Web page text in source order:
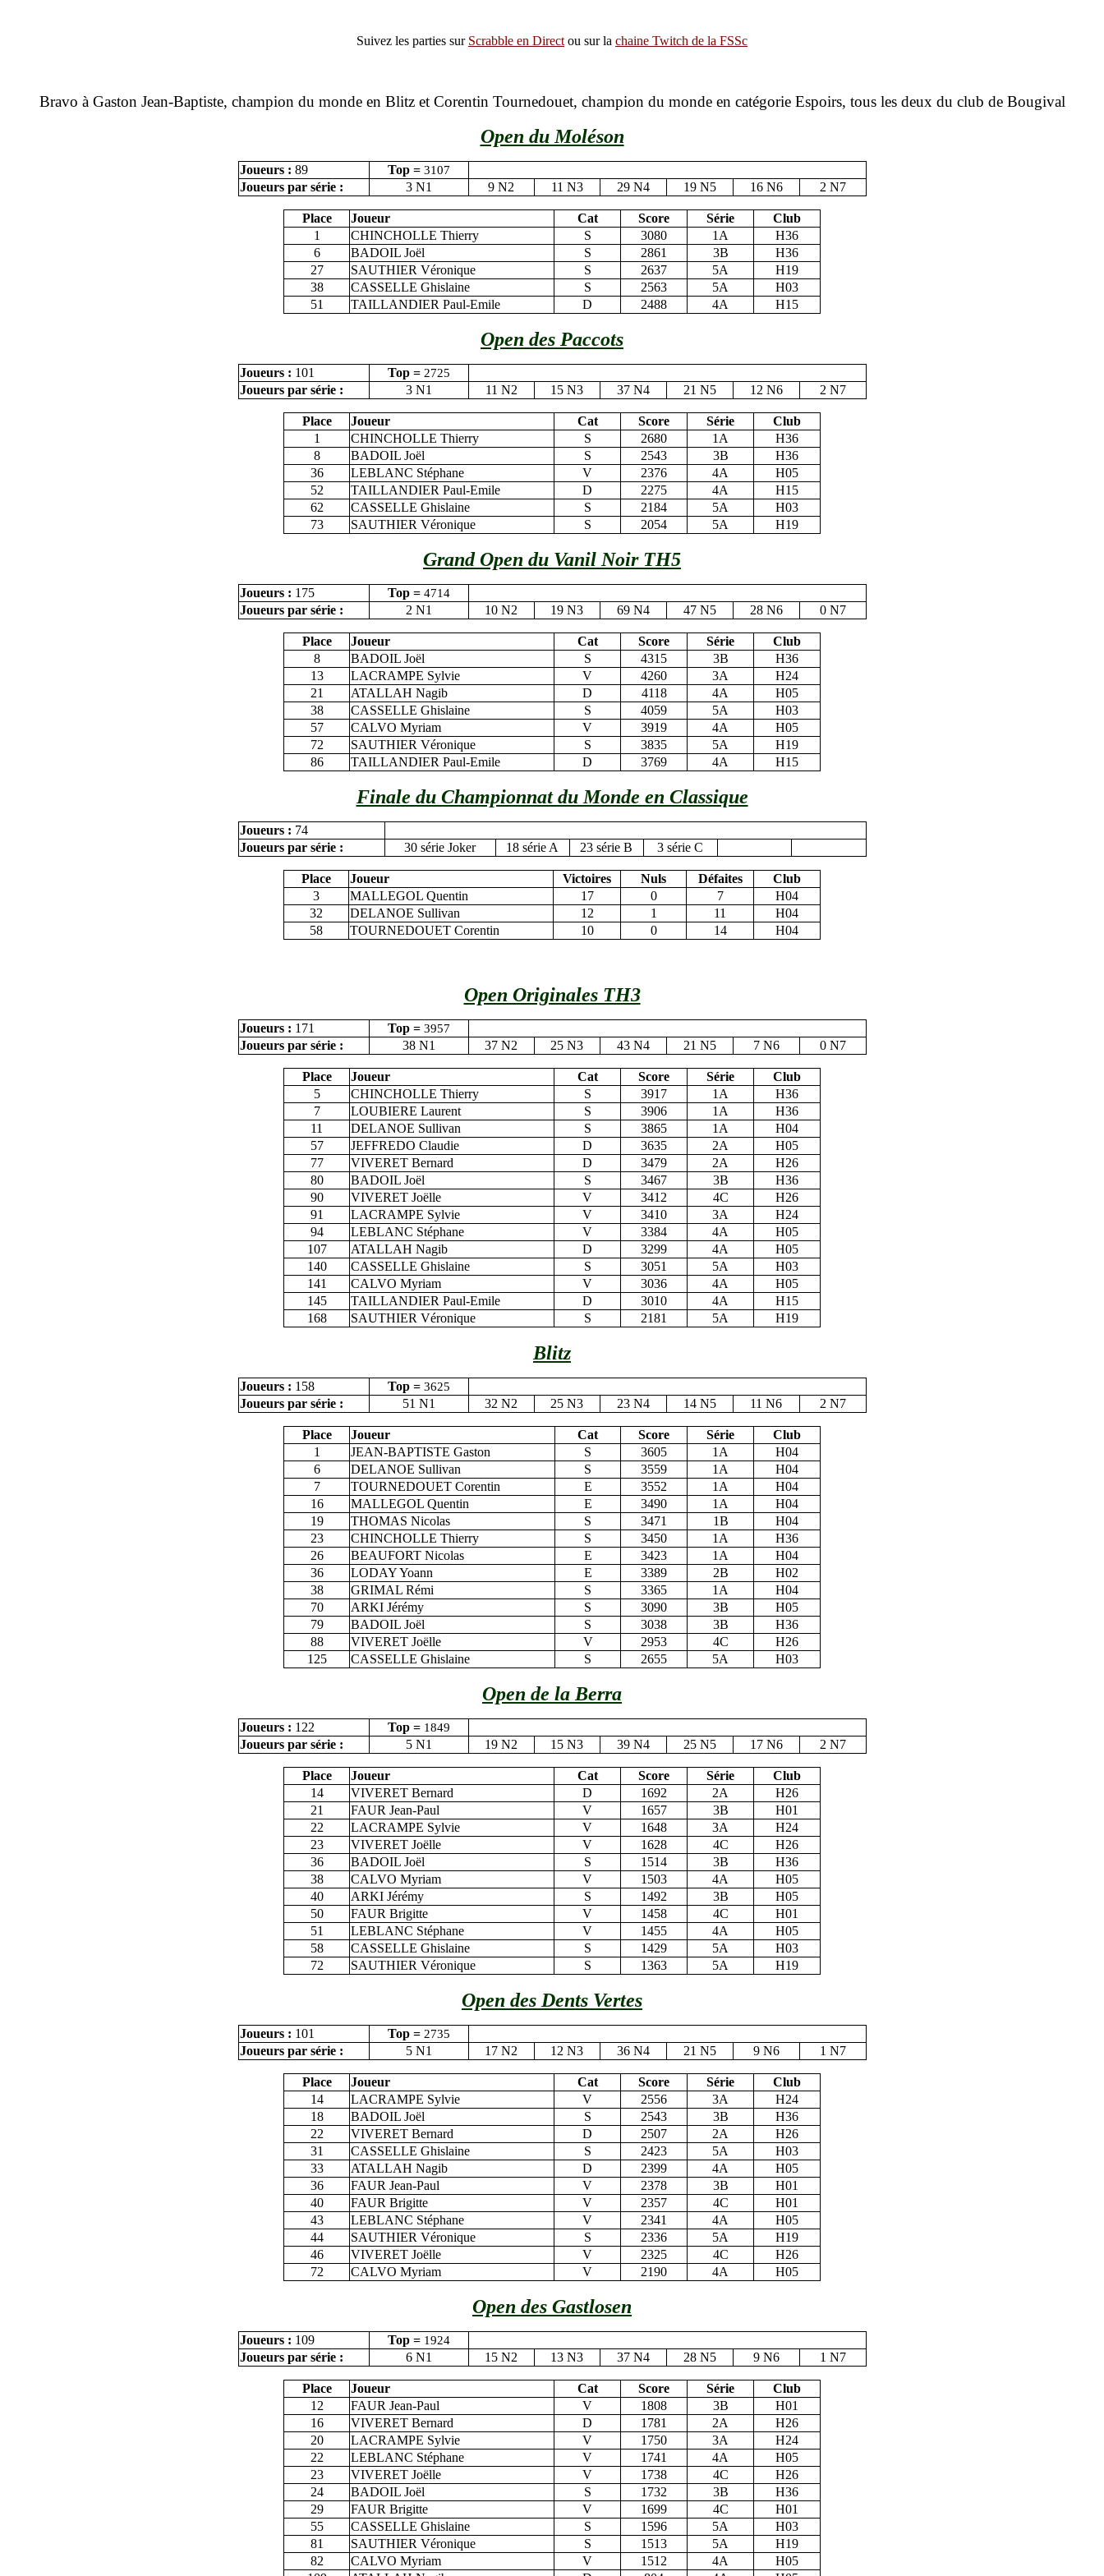
Suivez les parties sur Scrabble en Direct ou sur la chaine Twitch de la FSSc
Bravo à Gaston Jean-Baptiste, champion du monde en Blitz et Corentin Tournedouet, champion du monde en catégorie Espoirs, tous les deux du club de Bougival
Open du Moléson
Joueurs : 89 Top = 3107
Joueurs par série : 3 N1 9 N2 11 N3 29 N4 19 N5 16 N6 2 N7
Place Joueur Cat Score Série
Club
1
CHINCHOLLE Thierry S 3080 1A
H36
6
BADOIL Joël S 2861 3B
H36
27
SAUTHIER Véronique S 2637 5A
H19
38
CASSELLE Ghislaine S 2563 5A
H03
51
TAILLANDIER Paul-Emile D 2488 4A H15
Open des Paccots
Joueurs : 101 Top = 2725
Joueurs par série : 3 N1 11 N2 15 N3 37 N4 21 N5 12 N6 2 N7
Place Joueur Cat Score Série
Club
1
CHINCHOLLE Thierry S 2680 1A
H36
8
BADOIL Joël S 2543 3B
H36
36
LEBLANC Stéphane V 2376 4A
H05
52
TAILLANDIER Paul-Emile D 2275 4A
H15
62
CASSELLE Ghislaine S 2184 5A
H03
73
SAUTHIER Véronique S 2054 5A H19
Grand Open du Vanil Noir TH5
Joueurs : 175 Top = 4714
Joueurs par série : 2 N1 10 N2 19 N3 69 N4 47 N5 28 N6 0 N7
Place Joueur Cat Score Série
Club
8
BADOIL Joël S 4315 3B
H36
13
LACRAMPE Sylvie V 4260 3A
H24
21
ATALLAH Nagib D 4118 4A
H05
38
CASSELLE Ghislaine S 4059 5A
H03
57
CALVO Myriam V 3919 4A
H05
72
SAUTHIER Véronique S 3835 5A
H19
86
TAILLANDIER Paul-Emile D 3769 4A H15
Finale du Championnat du Monde en Classique
Joueurs : 74
Joueurs par série :
30 série Joker 18 série A 23 série B 3 série C
Place Joueur Victoires Nuls Défaites
Club
3
MALLEGOL Quentin 17 0 7
H04
32
DELANOE Sullivan 12 1 11
H04
58
TOURNEDOUET Corentin 10 0 14 H04
Open Originales TH3
Joueurs : 171 Top = 3957
Joueurs par série : 38 N1 37 N2 25 N3 43 N4 21 N5 7 N6 0 N7
Place Joueur Cat Score Série
Club
5
CHINCHOLLE Thierry S 3917 1A
H36
7
LOUBIERE Laurent S 3906 1A
H36
11
DELANOE Sullivan S 3865 1A
H04
57
JEFFREDO Claudie D 3635 2A
H05
77
VIVERET Bernard D 3479 2A
H26
80
BADOIL Joël S 3467 3B
H36
90
VIVERET Joëlle V 3412 4C
H26
91
LACRAMPE Sylvie V 3410 3A
H24
94
LEBLANC Stéphane V 3384 4A
H05
107
ATALLAH Nagib D 3299 4A
H05
140
CASSELLE Ghislaine S 3051 5A
H03
141
CALVO Myriam V 3036 4A
H05
145
TAILLANDIER Paul-Emile D 3010 4A
H15
168
SAUTHIER Véronique S 2181 5A H19
Blitz
Joueurs : 158 Top = 3625
Joueurs par série : 51 N1 32 N2 25 N3 23 N4 14 N5 11 N6 2 N7
Place Joueur Cat Score Série
Club
1
JEAN-BAPTISTE Gaston S 3605 1A
H04
6
DELANOE Sullivan S 3559 1A
H04
7
TOURNEDOUET Corentin E 3552 1A
H04
16
MALLEGOL Quentin E 3490 1A
H04
19
THOMAS Nicolas S 3471 1B
H04
23
CHINCHOLLE Thierry S 3450 1A
H36
26
BEAUFORT Nicolas E 3423 1A
H04
36
LODAY Yoann E 3389 2B
H02
38
GRIMAL Rémi S 3365 1A
H04
70
ARKI Jérémy S 3090 3B
H05
79
BADOIL Joël S 3038 3B
H36
88
VIVERET Joëlle V 2953 4C
H26
125
CASSELLE Ghislaine S 2655 5A H03
Open de la Berra
Joueurs : 122 Top = 1849
Joueurs par série : 5 N1 19 N2 15 N3 39 N4 25 N5 17 N6 2 N7
Place Joueur Cat Score Série
Club
14
VIVERET Bernard D 1692 2A
H26
21
FAUR Jean-Paul V 1657 3B
H01
22
LACRAMPE Sylvie V 1648 3A
H24
23
VIVERET Joëlle V 1628 4C
H26
36
BADOIL Joël S 1514 3B
H36
38
CALVO Myriam V 1503 4A
H05
40
ARKI Jérémy S 1492 3B
H05
50
FAUR Brigitte V 1458 4C
H01
51
LEBLANC Stéphane V 1455 4A
H05
58
CASSELLE Ghislaine S 1429 5A
H03
72
SAUTHIER Véronique S 1363 5A H19
Open des Dents Vertes
Joueurs : 101 Top = 2735
Joueurs par série : 5 N1 17 N2 12 N3 36 N4 21 N5 9 N6 1 N7
Place Joueur Cat Score Série
Club
14
LACRAMPE Sylvie V 2556 3A
H24
18
BADOIL Joël S 2543 3B
H36
22
VIVERET Bernard D 2507 2A
H26
31
CASSELLE Ghislaine S 2423 5A
H03
33
ATALLAH Nagib D 2399 4A
H05
36
FAUR Jean-Paul V 2378 3B
H01
40
FAUR Brigitte V 2357 4C
H01
43
LEBLANC Stéphane V 2341 4A
H05
44
SAUTHIER Véronique S 2336 5A
H19
46
VIVERET Joëlle V 2325 4C
H26
72
CALVO Myriam V 2190 4A H05
Open des Gastlosen
Joueurs : 109 Top = 1924
Joueurs par série : 6 N1 15 N2 13 N3 37 N4 28 N5 9 N6 1 N7
Place Joueur Cat Score Série
Club
12
FAUR Jean-Paul V 1808 3B
H01
16
VIVERET Bernard D 1781 2A
H26
20
LACRAMPE Sylvie V 1750 3A
H24
22
LEBLANC Stéphane V 1741 4A
H05
23
VIVERET Joëlle V 1738 4C
H26
24
BADOIL Joël S 1732 3B
H36
29
FAUR Brigitte V 1699 4C
H01
55
CASSELLE Ghislaine S 1596 5A
H03
81
SAUTHIER Véronique S 1513 5A
H19
82
CALVO Myriam V 1512 4A
H05